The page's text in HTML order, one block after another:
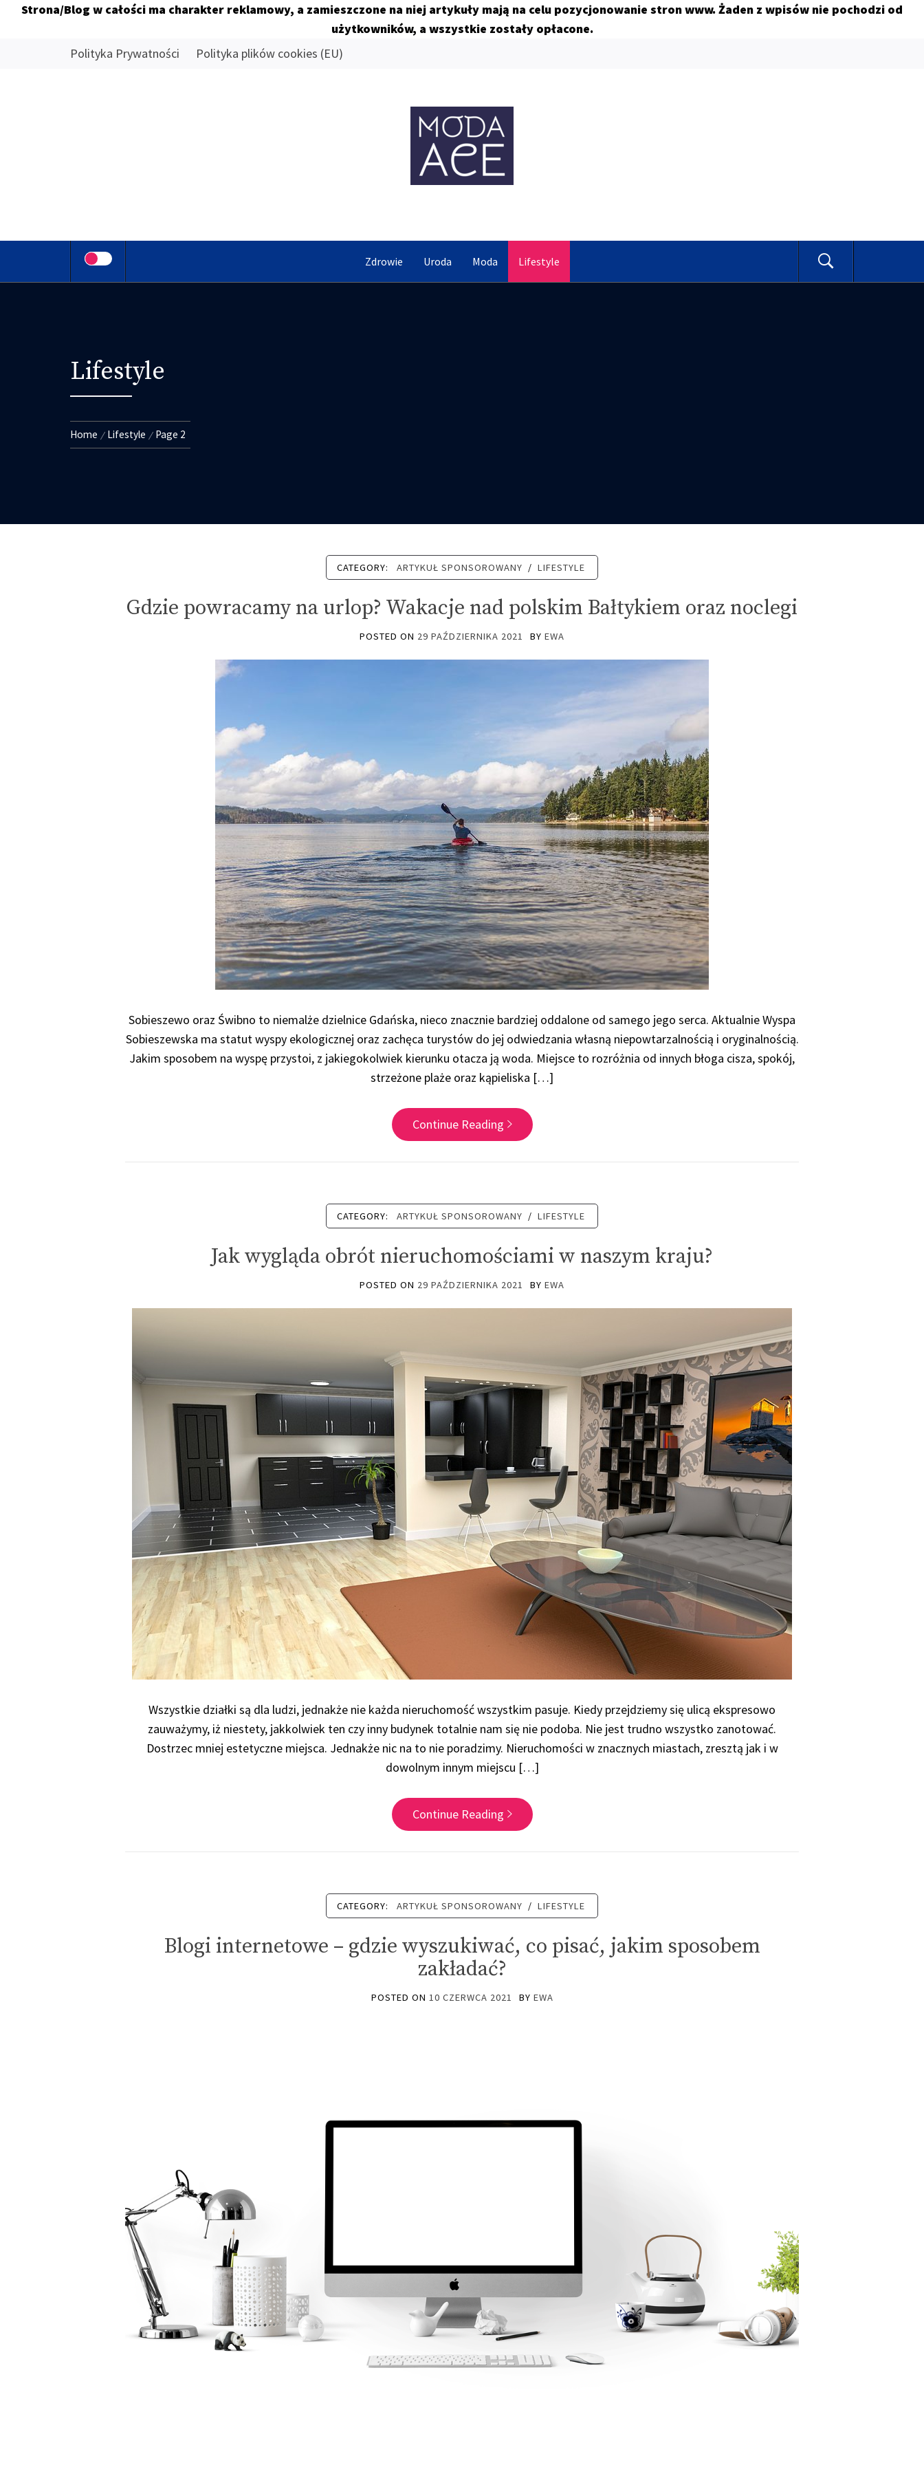
Strona/Blog w całości ma charakter reklamowy, a zamieszczone na niej artykuły mają na celu pozycjonowanie stron www. Żaden z wpisów nie pochodzi od
użytkowników, a wszystkie zostały opłacone.
Polityka Prywatności Polityka plików cookies (EU)
MODA ACE
Zdrowie Uroda Moda Lifestyle
Lifestyle
Home Lifestyle Page 2
CATEGORY: ARTYKUŁ SPONSOROWANY / LIFESTYLE
Gdzie powracamy na urlop? Wakacje nad polskim Bałtykiem oraz noclegi
POSTED ON 29 PAŹDZIERNIKA 2021 BY EWA
Sobieszewo oraz Świbno to niemalże dzielnice Gdańska, nieco znacznie bardziej oddalone od samego jego serca. Aktualnie Wyspa
Sobieszewska ma statut wyspy ekologicznej oraz zachęca turystów do jej odwiedzania własną niepowtarzalnością i oryginalnością.
Jakim sposobem na wyspę przystoi, z jakiegokolwiek kierunku otacza ją woda. Miejsce to rozróżnia od innych błoga cisza, spokój,
strzeżone plaże oraz kąpieliska […]
Continue Reading
CATEGORY: ARTYKUŁ SPONSOROWANY / LIFESTYLE
Jak wygląda obrót nieruchomościami w naszym kraju?
POSTED ON 29 PAŹDZIERNIKA 2021 BY EWA
Wszystkie działki są dla ludzi, jednakże nie każda nieruchomość wszystkim pasuje. Kiedy przejdziemy się ulicą ekspresowo
zauważymy, iż niestety, jakkolwiek ten czy inny budynek totalnie nam się nie podoba. Nie jest trudno wszystko zanotować.
Dostrzec mniej estetyczne miejsca. Jednakże nic na to nie poradzimy. Nieruchomości w znacznych miastach, zresztą jak i w
dowolnym innym miejscu […]
Continue Reading
CATEGORY: ARTYKUŁ SPONSOROWANY / LIFESTYLE
Blogi internetowe – gdzie wyszukiwać, co pisać, jakim sposobem
zakładać?
POSTED ON 10 CZERWCA 2021 BY EWA